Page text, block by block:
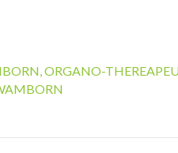
,ORGANO-